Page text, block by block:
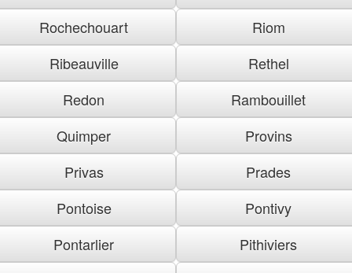
Rochechouart
Riom
Ribeauville
Rethel
Redon
Rambouillet
Quimper
Provins
Privas
Prades
Pontoise
Pontivy
Pontarlier
Pithiviers